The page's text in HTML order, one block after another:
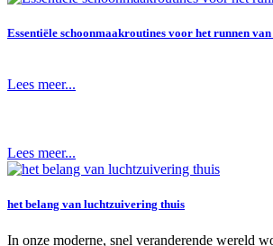
Essentiële schoonmaakroutines voor het runnen
Lees meer...
Lees meer...
het belang van luchtzuivering thuis
In onze moderne, snel veranderende wereld